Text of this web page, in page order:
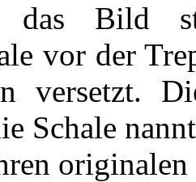
Bild
vor der
versetzt.
Schale